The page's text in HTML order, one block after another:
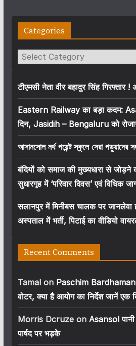
Categories
Categories
टीएमसी नेता वीर बहादुर सिंह गिरफ्तार
Eastern Railway का बड़ा कदम:
दिन, Jasidih – Bengaluru को
আসানসোল নর্থ পয়েন্ট স্কুলে সেরা পড়ুয়াদের
बंदियों को समाज की मुख्यधारा से
सुधारगृह में ‘परिवार दिवस’ एवं विधिक
सलानपुर में मिनीबस चालक पर जानलेवा
अस्पताल में भर्ती, पिटाई का वीडियो
Recent Comments
Tamalon Paschim
वोटर, क्या है आयोग का निर्देश जानें एक
Morris Dcruzeon Asansol
पार्षद पर भड़के